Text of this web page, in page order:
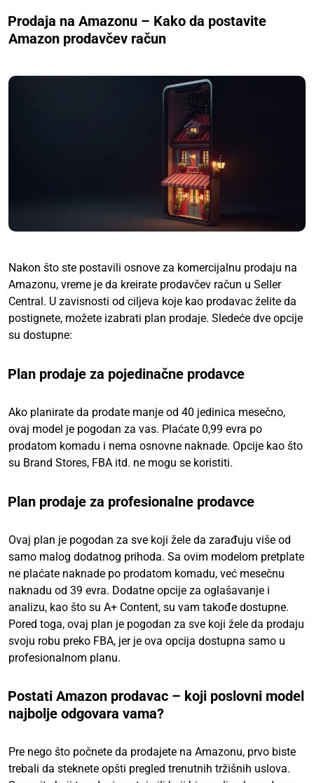
Prodaja na Amazonu – Kako da postavite
Amazon prodavčev račun
Nakon što ste postavili osnove za komercijalnu prodaju na
Amazonu, vreme je da kreirate prodavčev račun u Seller
Central. U zavisnosti od ciljeva koje kao prodavac želite da
postignete, možete izabrati plan prodaje. Sledeće dve opcije
su dostupne:
Plan prodaje za pojedinačne prodavce
Ako planirate da prodate manje od 40 jedinica mesečno,
ovaj model je pogodan za vas. Plaćate 0,99 evra po
prodatom komadu i nema osnovne naknade. Opcije kao što
su Brand Stores, FBA itd. ne mogu se koristiti.
Plan prodaje za profesionalne prodavce
Ovaj plan je pogodan za sve koji žele da zarađuju više od
samo malog dodatnog prihoda. Sa ovim modelom pretplate
ne plaćate naknade po prodatom komadu, već mesečnu
naknadu od 39 evra. Dodatne opcije za oglašavanje i
analizu, kao što su A+ Content, su vam takođe dostupne.
Pored toga, ovaj plan je pogodan za sve koji žele da prodaju
svoju robu preko FBA, jer je ova opcija dostupna samo u
profesionalnom planu.
Postati Amazon prodavac – koji poslovni model
najbolje odgovara vama?
Pre nego što počnete da prodajete na Amazonu, prvo biste
trebali da steknete opšti pregled trenutnih tržišnih uslova.